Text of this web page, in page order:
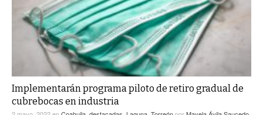
Implementarán programa piloto de retiro gradual de
cubrebocas en industria